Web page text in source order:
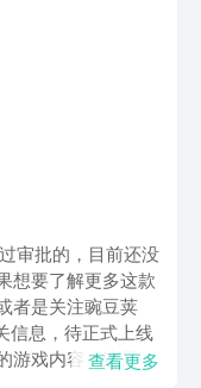
审批的，目前还没
想要了解更多这款
者是关注豌豆荚
信息，待正式上线
游戏内容：这是一
查看更多